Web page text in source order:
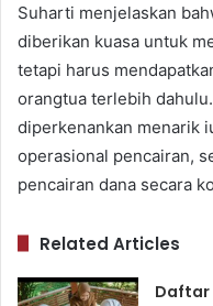
Suharti menjelaskan
diberikan kuasa untuk
tetapi harus
orangtua terlebih
diperkenankan menarik
operasional pencairan,
pencairan dana secara
Related Articles
Daftar